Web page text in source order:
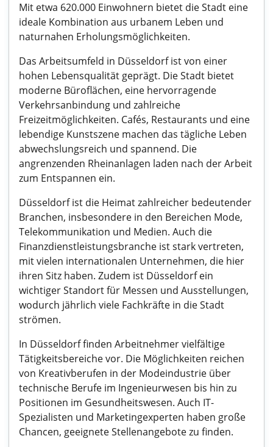
Mit etwa 620.000 Einwohnern bietet die Stadt eine
ideale Kombination aus urbanem Leben und
naturnahen Erholungsmöglichkeiten.
Das Arbeitsumfeld in Düsseldorf ist von einer
hohen Lebensqualität geprägt. Die Stadt bietet
moderne Büroflächen, eine hervorragende
Verkehrsanbindung und zahlreiche
Freizeitmöglichkeiten. Cafés, Restaurants und eine
lebendige Kunstszene machen das tägliche Leben
abwechslungsreich und spannend. Die
angrenzenden Rheinanlagen laden nach der Arbeit
zum Entspannen ein.
Düsseldorf ist die Heimat zahlreicher bedeutender
Branchen, insbesondere in den Bereichen Mode,
Telekommunikation und Medien. Auch die
Finanzdienstleistungsbranche ist stark vertreten,
mit vielen internationalen Unternehmen, die hier
ihren Sitz haben. Zudem ist Düsseldorf ein
wichtiger Standort für Messen und Ausstellungen,
wodurch jährlich viele Fachkräfte in die Stadt
strömen.
In Düsseldorf finden Arbeitnehmer vielfältige
Tätigkeitsbereiche vor. Die Möglichkeiten reichen
von Kreativberufen in der Modeindustrie über
technische Berufe im Ingenieurwesen bis hin zu
Positionen im Gesundheitswesen. Auch IT-
Spezialisten und Marketingexperten haben große
Chancen, geeignete Stellenangebote zu finden.